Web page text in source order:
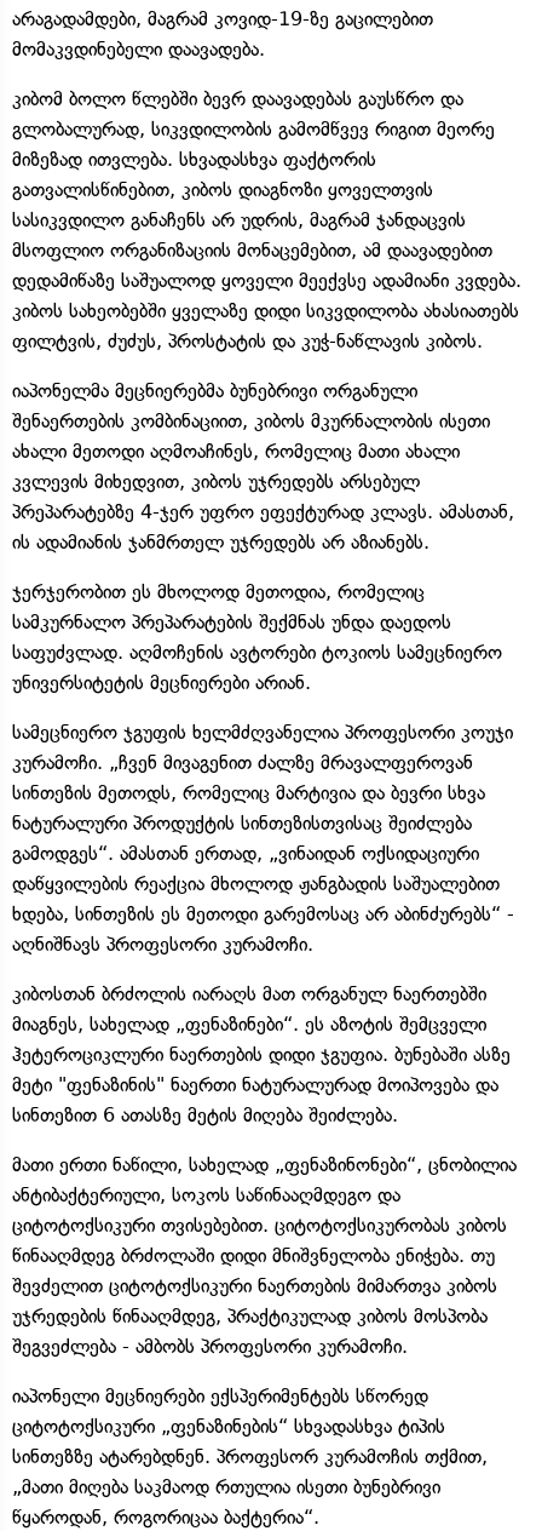
არაგადამდები, მაგრამ კოვიდ-19-ზე გაცილებით
მომაკვდინებელი დაავადება.
კიბომ ბოლო წლებში ბევრ დაავადებას გაუსწრო და
გლობალურად, სიკვდილობის გამომწვევ რიგით მეორე
მიზეზად ითვლება. სხვადასხვა ფაქტორის
გათვალისწინებით, კიბოს დიაგნოზი ყოველთვის
სასიკვდილო განაჩენს არ უდრის, მაგრამ ჯანდაცვის
მსოფლიო ორგანიზაციის მონაცემებით, ამ დაავადებით
დედამიწაზე საშუალოდ ყოველი მეექვსე ადამიანი კვდება.
კიბოს სახეობებში ყველაზე დიდი სიკვდილობა ახასიათებს
ფილტვის, ძუძუს, პროსტატის და კუჭ-ნაწლავის კიბოს.
იაპონელმა მეცნიერებმა ბუნებრივი ორგანული
შენაერთების კომბინაციით, კიბოს მკურნალობის ისეთი
ახალი მეთოდი აღმოაჩინეს, რომელიც მათი ახალი
კვლევის მიხედვით, კიბოს უჯრედებს არსებულ
პრეპარატებზე 4-ჯერ უფრო ეფექტურად კლავს. ამასთან,
ის ადამიანის ჯანმრთელ უჯრედებს არ აზიანებს.
ჯერჯერობით ეს მხოლოდ მეთოდია, რომელიც
სამკურნალო პრეპარატების შექმნას უნდა დაედოს
საფუძვლად. აღმოჩენის ავტორები ტოკიოს სამეცნიერო
უნივერსიტეტის მეცნიერები არიან.
სამეცნიერო ჯგუფის ხელმძღვანელია პროფესორი კოუჯი
კურამოჩი. „ჩვენ მივაგენით ძალზე მრავალფეროვან
სინთეზის მეთოდს, რომელიც მარტივია და ბევრი სხვა
ნატურალური პროდუქტის სინთეზისთვისაც შეიძლება
გამოდგეს“. ამასთან ერთად, „ვინაიდან ოქსიდაციური
დაწყვილების რეაქცია მხოლოდ ჟანგბადის საშუალებით
ხდება, სინთეზის ეს მეთოდი გარემოსაც არ აბინძურებს“ -
აღნიშნავს პროფესორი კურამოჩი.
კიბოსთან ბრძოლის იარაღს მათ ორგანულ ნაერთებში
მიაგნეს, სახელად „ფენაზინები“. ეს აზოტის შემცველი
ჰეტეროციკლური ნაერთების დიდი ჯგუფია. ბუნებაში ასზე
მეტი "ფენაზინის" ნაერთი ნატურალურად მოიპოვება და
სინთეზით 6 ათასზე მეტის მიღება შეიძლება.
მათი ერთი ნაწილი, სახელად „ფენაზინონები“, ცნობილია
ანტიბაქტერიული, სოკოს საწინააღმდეგო და
ციტოტოქსიკური თვისებებით. ციტოტოქსიკურობას კიბოს
წინააღმდეგ ბრძოლაში დიდი მნიშვნელობა ენიჭება. თუ
შევძელით ციტოტოქსიკური ნაერთების მიმართვა კიბოს
უჯრედების წინააღმდეგ, პრაქტიკულად კიბოს მოსპობა
შეგვეძლება - ამბობს პროფესორი კურამოჩი.
იაპონელი მეცნიერები ექსპერიმენტებს სწორედ
ციტოტოქსიკური „ფენაზინების“ სხვადასხვა ტიპის
სინთეზზე ატარებდნენ. პროფესორ კურამოჩის თქმით,
„მათი მიღება საკმაოდ რთულია ისეთი ბუნებრივი
წყაროდან, როგორიცაა ბაქტერია“.